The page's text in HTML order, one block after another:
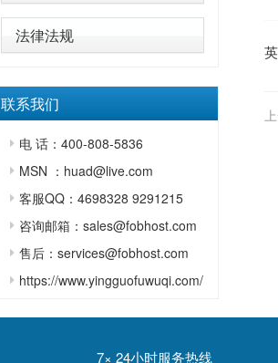
法律法规
联系我们
电 话：400-808-5836
MSN ：huad@live.com
客服QQ：4698328 9291215
咨询邮箱：sales@fobhost.com
售后：services@fobhost.com
https://www.yingguofuwuqi.com/
7× 24小时服务热线